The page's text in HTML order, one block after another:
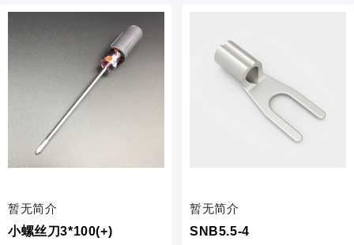
暂无简介
小螺丝刀3*100(+)
暂无简介
SNB5.5-4